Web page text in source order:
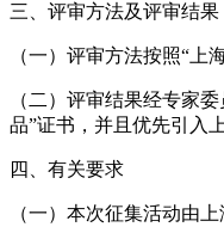
三、评审方法及评审结果
（一）评审方法按照“上
（二）评审结果经专家
品”证书，并且优先引入
四、有关要求
（一）本次征集活动由